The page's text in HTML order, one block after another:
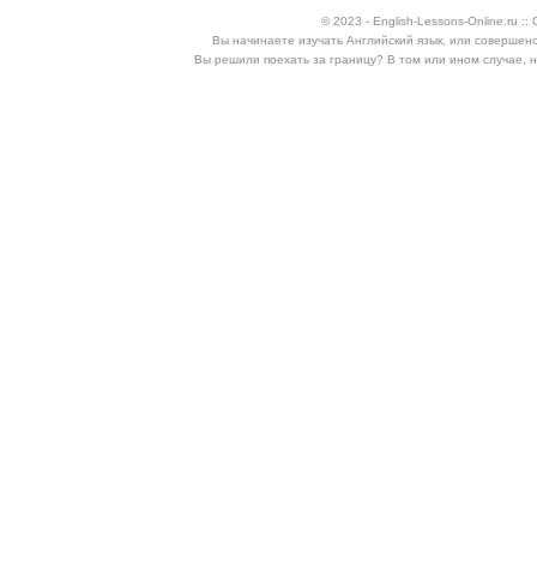
© 2023 - English-Lessons-Online.ru ::
Вы начинаете изучать Английский язык, или
Вы решили поехать за границу? В том или ином случае,